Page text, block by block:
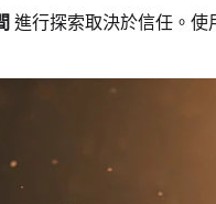
進行探索取決於信任。使